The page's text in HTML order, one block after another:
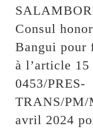
Consul
Bangui pour
à l’article 15
0453/PRES-
TRANS/PM/
avril 2024